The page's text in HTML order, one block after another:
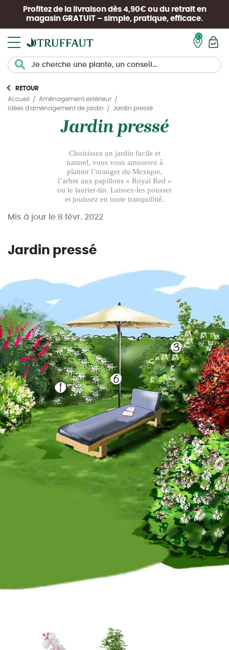
Profitez de la livraison dès 4,90€ ou du retrait en
magasin GRATUIT – simple, pratique, efficace.
RETOUR
Accueil
Aménagement extérieur
Idées d'aménagement de jardin
Jardin pressé
Jardin pressé
Choisissez un jardin facile et
naturel, vous vous amuserez à
planter l’oranger du Mexique,
l’arbre aux papillons « Royal Red »
ou le laurier-tin. Laissez-les pousser
et jouissez en toute tranquillité.
Mis à jour le 8 févr. 2022
Jardin pressé